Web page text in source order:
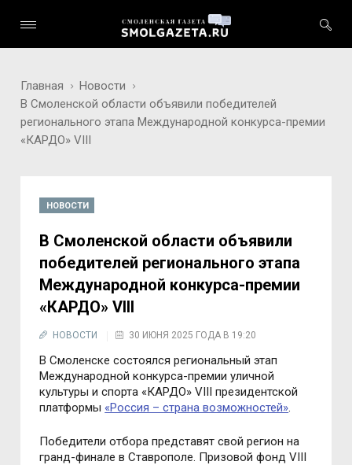
Главная
Новости
В Смоленской области объявили победителей
регионального этапа Международной конкурса-премии
«КАРДО» VIII
НОВОСТИ
В Смоленской области объявили
победителей регионального этапа
Международной конкурса-премии
«КАРДО» VIII
НОВОСТИ 30 ИЮНЯ 2025 ГОДА В 19:20
В Смоленске состоялся региональный этап
Международной конкурса-премии уличной
культуры и спорта «КАРДО» VIII президентской
платформы «Россия – страна возможностей».
Победители отбора представят свой регион на
гранд-финале в Ставрополе. Призовой фонд VIII